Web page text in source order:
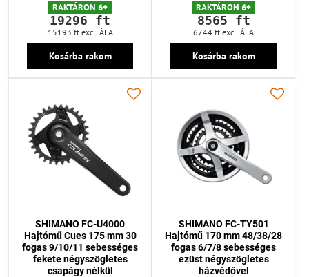
RAKTÁRON 6+
19296 ft
15193 ft excl. ÁFA
Kosárba rakom
RAKTÁRON 6+
8565 ft
6744 ft excl. ÁFA
Kosárba rakom
SHIMANO FC-U4000
Hajtómű Cues 175 mm 30
fogas 9/10/11 sebességes
fekete négyszögletes
csapágy nélkül
SHIMANO FC-TY501
Hajtómű 170 mm 48/38/28
fogas 6/7/8 sebességes
ezüst négyszögletes
házvédővel